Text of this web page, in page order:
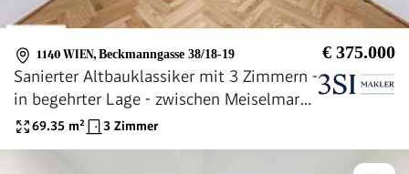
1140 WIEN, Beckmanngasse 38/18-19 € 375.000
Sanierter Altbauklassiker mit 3 Zimmern -
in begehrter Lage - zwischen Meiselmarkt
und Auer-Welsbach-Park
69.35 m² 3 Zimmer